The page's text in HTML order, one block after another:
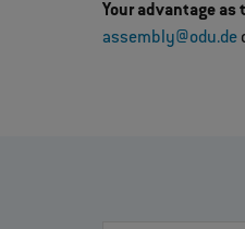
Your advantage
assembly@odu.de